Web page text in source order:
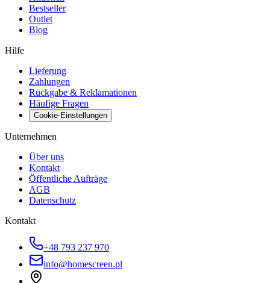
Bestseller
Outlet
Blog
Hilfe
Lieferung
Zahlungen
Rückgabe & Reklamationen
Häufige Fragen
Cookie-Einstellungen
Unternehmen
Über uns
Kontakt
Öffentliche Aufträge
AGB
Datenschutz
Kontakt
+48 793 237 970
info@homescreen.pl